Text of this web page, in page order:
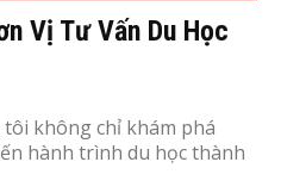
Vị Tư Vấn Du Học
tôi không chỉ khám phá
hành trình du học thành